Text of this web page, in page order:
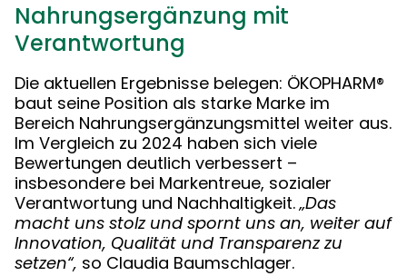
Nahrungsergänzung mit
Verantwortung
Die aktuellen Ergebnisse belegen: ÖKOPHARM®
baut seine Position als starke Marke im
Bereich Nahrungsergänzungsmittel weiter aus.
Im Vergleich zu 2024 haben sich viele
Bewertungen deutlich verbessert –
insbesondere bei Markentreue, sozialer
Verantwortung und Nachhaltigkeit.„Das
macht uns stolz und spornt uns an, weiter auf
Innovation, Qualität und Transparenz zu
setzen“, so Claudia Baumschlager.